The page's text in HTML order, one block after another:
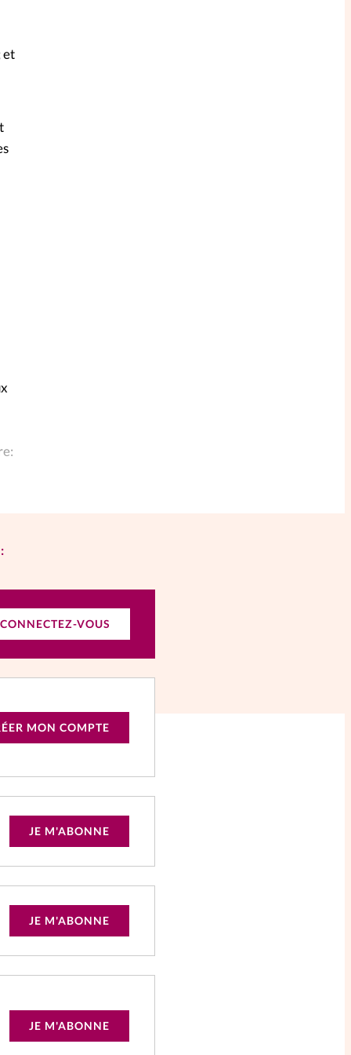
et
CONNECTEZ-VOUS
MON COMPTE
JE M'ABONNE
JE M'ABONNE
JE M'ABONNE